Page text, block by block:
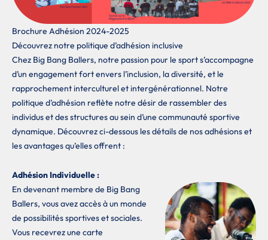
Brochure Adhésion 2024-2025
Découvrez notre politique d’adhésion inclusive
Chez Big Bang Ballers, notre passion pour le sport s’accompagne
d’un engagement fort envers l’inclusion, la diversité, et le
rapprochement interculturel et intergénérationnel. Notre
politique d’adhésion reflète notre désir de rassembler des
individus et des structures au sein d’une communauté sportive
dynamique. Découvrez ci-dessous les détails de nos adhésions et
les avantages qu’elles offrent :
Adhésion Individuelle :
En devenant membre de Big Bang
Ballers, vous avez accès à un monde
de possibilités sportives et sociales.
Vous recevrez une carte